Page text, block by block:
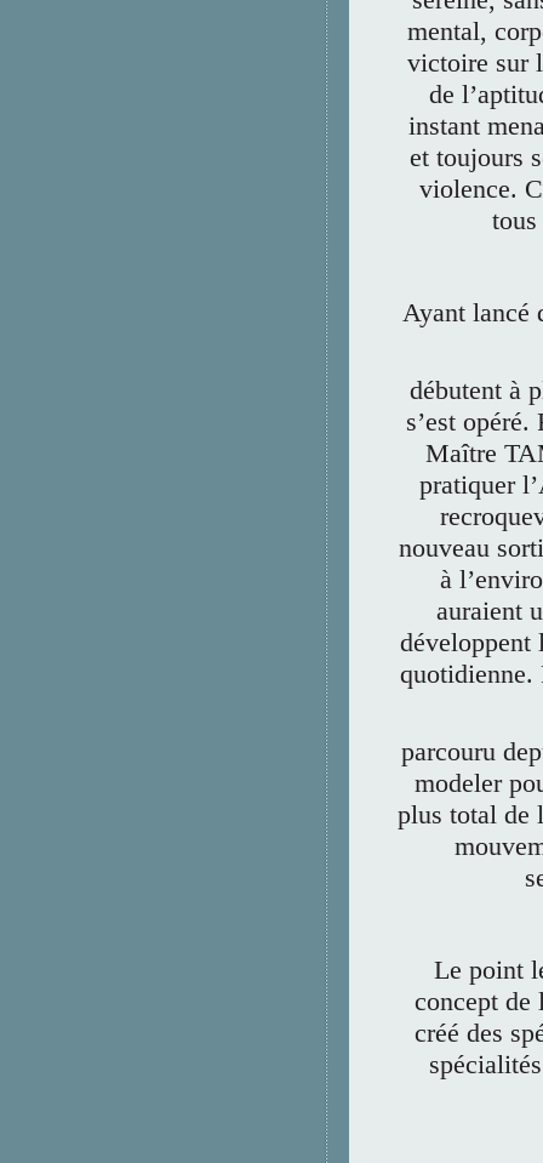
mental,
victoire sur
de
instant
et toujours
violence.
Ayant lancé
débutent à
s’est
Maître
pratiquer
nouveau
à
auraient
développent
quotidienne.
parcouru
modeler
plus total de
Le point
concept de
créé des